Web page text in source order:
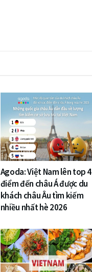
Agoda: Việt Nam lên top 4
điểm đến châu Á được du
khách châu Âu tìm kiếm
nhiều nhất hè 2026